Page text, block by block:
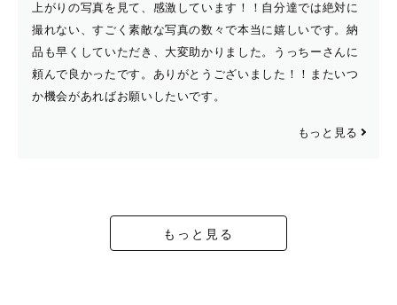
上がりの写真を見て、感激しています！！自分達では絶対に
撮れない、すごく素敵な写真の数々で本当に嬉しいです。納
品も早くしていただき、大変助かりました。うっちーさんに
頼んで良かったです。ありがとうございました！！またいつ
か機会があればお願いしたいです。
もっと見る
もっと見る